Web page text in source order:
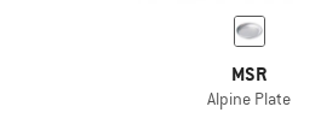
MSR
Alpine Plate